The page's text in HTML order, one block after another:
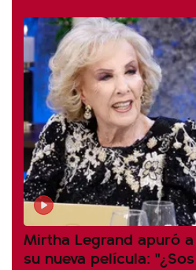
Mirtha Legrand apuró
su nueva película: